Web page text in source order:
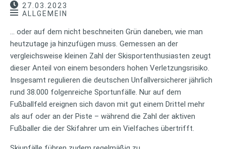
27.03.2023
ALLGEMEIN
… oder auf dem nicht beschneiten Grün daneben, wie man
heutzutage ja hinzufügen muss. Gemessen an der
vergleichsweise kleinen Zahl der Skisportenthusiasten zeugt
dieser Anteil von einem besonders hohen Verletzungsrisiko.
Insgesamt regulieren die deutschen Unfallversicherer jährlich
rund 38.000 folgenreiche Sportunfälle. Nur auf dem
Fußballfeld ereignen sich davon mit gut einem Drittel mehr
als auf oder an der Piste – während die Zahl der aktiven
Fußballer die der Skifahrer um ein Vielfaches übertrifft.